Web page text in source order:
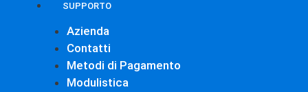
SUPPORTO
Azienda
Contatti
Metodi di Pagamento
Modulistica